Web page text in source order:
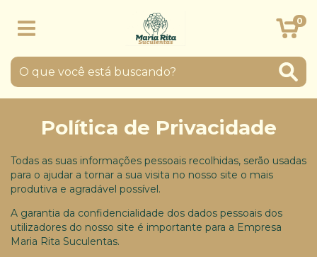
0
Política de Privacidade
Todas as suas informações pessoais recolhidas, serão usadas
para o ajudar a tornar a sua visita no nosso site o mais
produtiva e agradável possível.
A garantia da confidencialidade dos dados pessoais dos
utilizadores do nosso site é importante para a Empresa
Maria Rita Suculentas.